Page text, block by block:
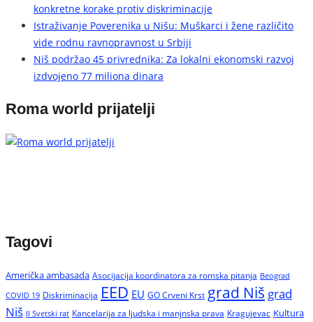
konkretne korake protiv diskriminacije
Istraživanje Poverenika u Nišu: Muškarci i žene različito
vide rodnu ravnopravnost u Srbiji
Niš podržao 45 privrednika: Za lokalni ekonomski razvoj
izdvojeno 77 miliona dinara
Roma world prijatelji
Tagovi
Američka ambasada Asocijacija koordinatora za romska pitanja Beograd
COVID 19 Diskriminacija EED EU GO Crveni Krst grad Niš grad
Niš II Svetski rat Kancelarija za ljudska i manjnska prava Kragujevac Kultura